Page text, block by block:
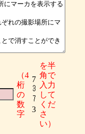
（4
桁
の
数
字
7
3
を半
角で
入力
して
くだ
さ
い）